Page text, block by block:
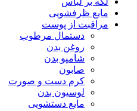
مایع ظرفشویی
مراقبت از پوست
دستمال مرطوب
روغن بدن
شامپو بدن
صابون
کرم دست و صورت
لوسیون بدن
مایع دستشویی